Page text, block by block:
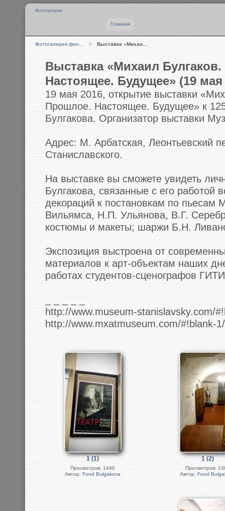
Фотогалерея
Главная
Фотогалерея фон… Выставка «Михаи…
Выставка «Михаил
Настоящее. Будущее» (19
19 мая 2016, открытие выставки
Прошлое. Настоящее. Будущее» к
Булгакова. Организатор выставки
Адрес: М. Арбатская, Леонтьевский
Станиславского.
На выставке вы сможете увидеть
Булгакова, связанные с его
декораций к постановкам по пьесам
Вильямса, Н.П. Ульянова, В.Г.
костюмы и макеты; шаржи Б.Н.
Экспозиция выстроена от
материалов к арт-объектам наших
работах студентов-сценографов
http://www.museum-stanislavsky.com/
http://www.mxatmuseum.com/#!blank-
1 (1)
Просмотров: 1440
Автор: Fond Bulgakova
1 (2)
Просмотров:
Автор: Fond